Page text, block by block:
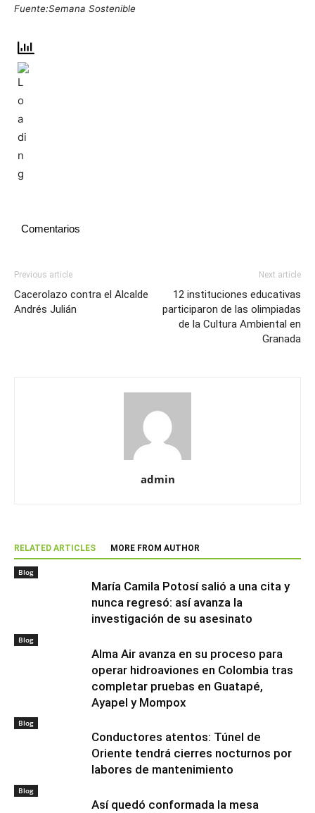
Fuente:Semana Sostenible
Comentarios
Previous article
Cacerolazo contra el Alcalde
Andrés Julián
Next article
12 instituciones educativas
participaron de las olimpiadas
de la Cultura Ambiental en
Granada
admin
RELATED ARTICLES MORE FROM AUTHOR
Blog
María Camila Potosí salió a una cita y
nunca regresó: así avanza la
investigación de su asesinato
Blog
Alma Air avanza en su proceso para
operar hidroaviones en Colombia tras
completar pruebas en Guatapé,
Ayapel y Mompox
Blog
Conductores atentos: Túnel de
Oriente tendrá cierres nocturnos por
labores de mantenimiento
Blog
Así quedó conformada la mesa